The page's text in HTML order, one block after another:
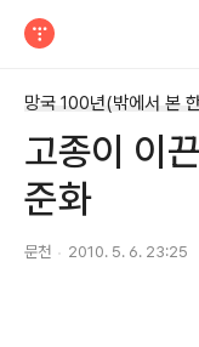
고종이 이
준화
문천 2010. 5. 6. 23:25